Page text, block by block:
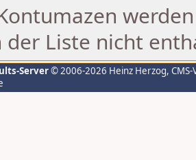
der Liste nicht
Server© 2006-2026 Heinz Herzog,